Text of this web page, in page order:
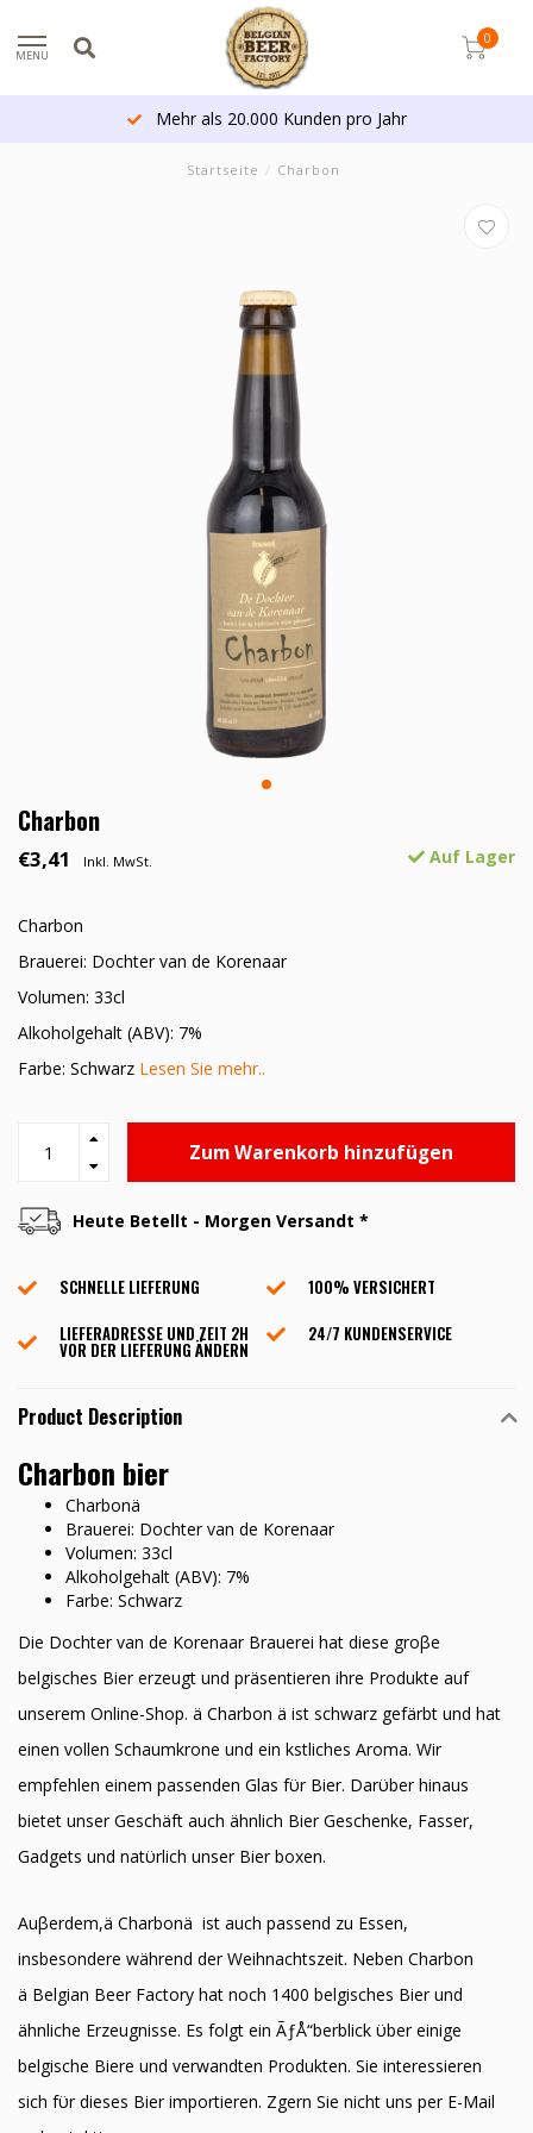
MENU
0
Mehr als 20.000 Kunden pro Jahr
Startseite / Charbon
Charbon
€3,41 Inkl. MwSt. Auf Lager
Charbon
Brauerei: Dochter van de Korenaar
Volumen: 33cl
Alkoholgehalt (ABV): 7%
Farbe: Schwarz Lesen Sie mehr..
Zum Warenkorb hinzufügen
Heute Betellt - Morgen Versandt *
SCHNELLE LIEFERUNG
100% VERSICHERT
LIEFERADRESSE UND ZEIT 2H
VOR DER LIEFERUNG ÄNDERN
24/7 KUNDENSERVICE
Product Description
Charbon bier
Charbonä
Brauerei: Dochter van de Korenaar
Volumen: 33cl
Alkoholgehalt (ABV): 7%
Farbe: Schwarz
Die Dochter van de Korenaar Brauerei hat diese groβe
belgisches Bier erzeugt und präsentieren ihre Produkte auf
unserem Online-Shop. ä Charbon ä ist schwarz gefärbt und hat
einen vollen Schaumkrone und ein kӧstliches Aroma. Wir
empfehlen einem passenden Glas fϋr Bier. Darϋber hinaus
bietet unser Geschäft auch ähnlich Bier Geschenke, Fasser,
Gadgets und natϋrlich unser Bier boxen.
Auβerdem,ä Charbonä ist auch passend zu Essen,
insbesondere während der Weihnachtszeit. Neben Charbon
ä Belgian Beer Factory hat noch 1400 belgisches Bier und
ähnliche Erzeugnisse. Es folgt ein ÃƒÅ“berblick ϋber einige
belgische Biere und verwandten Produkten. Sie interessieren
sich fϋr dieses Bier importieren. Zӧgern Sie nicht uns per E-Mail